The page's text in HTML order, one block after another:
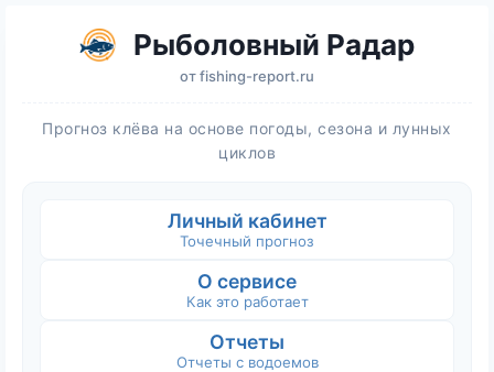
Рыболовный Радар
отfishing-report.ru
Прогноз клёва на основе погоды, сезона и лунных
циклов
Личный кабинет
Точечный прогноз
О сервисе
Как это работает
Отчеты
Отчеты с водоемов